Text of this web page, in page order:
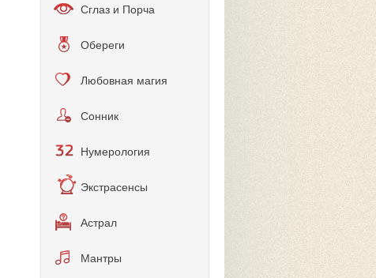
Сглаз и Порча
Обереги
Любовная магия
Сонник
Нумерология
Экстрасенсы
Астрал
Мантры